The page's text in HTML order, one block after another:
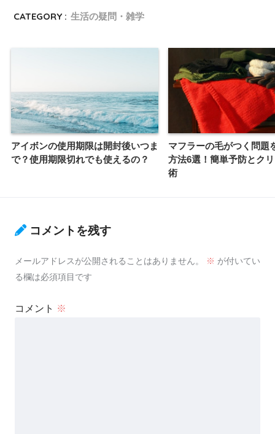
CATEGORY : 生活の疑問・雑学
アイボンの使用期限は開封後いつま
で？使用期限切れでも使えるの？
マフラーの毛がつく問題
方法6選！簡単予防とク
術
コメントを残す
メールアドレスが公開されることはありません。 ※ が付いてい
る欄は必須項目です
コメント ※